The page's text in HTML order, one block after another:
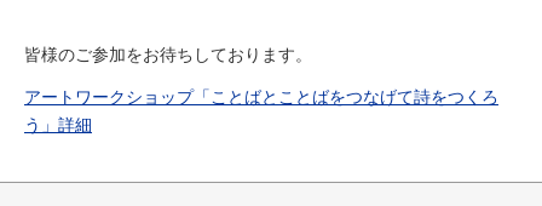
皆様のご参加をお待ちしております。
アートワークショップ「ことばとことばをつなげて詩をつくろ
う」詳細